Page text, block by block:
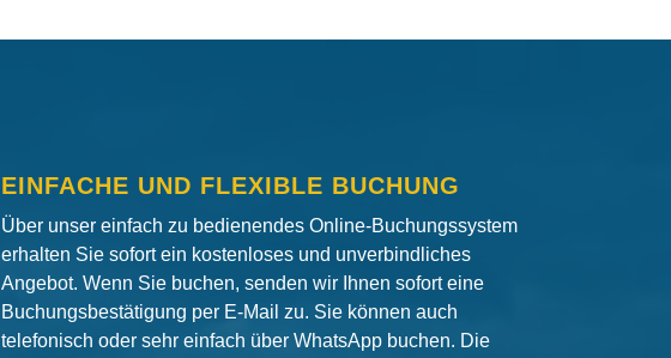
EINFACHE UND FLEXIBLE BUCHUNG
Über unser einfach zu bedienendes Online-Buchungssystem
erhalten Sie sofort ein kostenloses und unverbindliches
Angebot. Wenn Sie buchen, senden wir Ihnen sofort eine
Buchungsbestätigung per E-Mail zu. Sie können auch
telefonisch oder sehr einfach über WhatsApp buchen. Die